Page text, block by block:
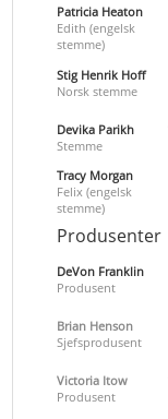
Patricia Heaton
Edith (engelsk
stemme)
Stig Henrik Hoff
Norsk stemme
Devika Parikh
Stemme
Tracy Morgan
Felix (engelsk
stemme)
Produsenter
DeVon Franklin
Produsent
Brian Henson
Sjefsprodusent
Victoria Itow
Produsent